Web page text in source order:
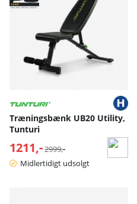
Træningsbænk UB20 Utility,
Tunturi
1211,- Normalpris:
2999,-
Midlertidigt udsolgt